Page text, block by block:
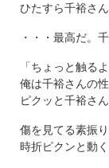
ひたすら千裕さ
・・・最高だ。
「ちょっと触るよ
俺は千裕さんの
ピクッと千裕さ
傷を見てる素振
時折ピクンと動